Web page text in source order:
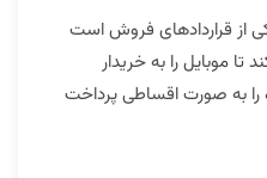
از قراردادهای فروش است
موبایل را به خریدار
را به صورت اقساطی پرداخت